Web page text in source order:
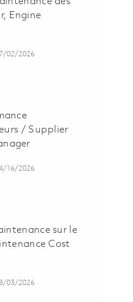
Engine
Date
02/2026
/ Supplier
Date
16/2026
sur le
Cost
Date
03/2026